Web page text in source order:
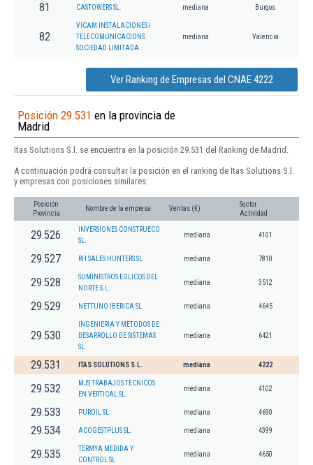
81 CASTOWERS SL. mediana Burgos
82
VICAM INSTALACIONES I
TELECOMUNICACIONS
SOCIEDAD LIMITADA.
mediana Valencia
Ver Ranking de Empresas del CNAE 4222
Posición 29.531 en la provincia de
Madrid
Itas Solutions S.l. se encuentra en la posición 29.531 del Ranking de Madrid.
A continuación podrá consultar la posición en el ranking de Itas Solutions S.l.
y empresas con posiciones similares:
Posición
Provincia
Nombre de la empresa Ventas (€)
Sector
Actividad
29.526
INVERSIONES CONSTRUECO
SL.
mediana 4101
29.527 RH SALES HUNTERS SL mediana 7810
29.528
SUMINISTROS EOLICOS DEL
NORTE S.L.
mediana 3512
29.529 NETTUNO IBERICA SL mediana 4645
29.530
INGENIERIA Y METODOS DE
DESARROLLO DE SISTEMAS
SL
mediana 6421
29.531 ITAS SOLUTIONS S.L. mediana 4222
29.532
MJS TRABAJOS TECNICOS
EN VERTICAL SL.
mediana 4102
29.533 PUROIL SL mediana 4690
29.534 ACOGESTPLUS SL. mediana 4399
29.535
TERMYA MEDIDA Y
CONTROL SL
mediana 4650